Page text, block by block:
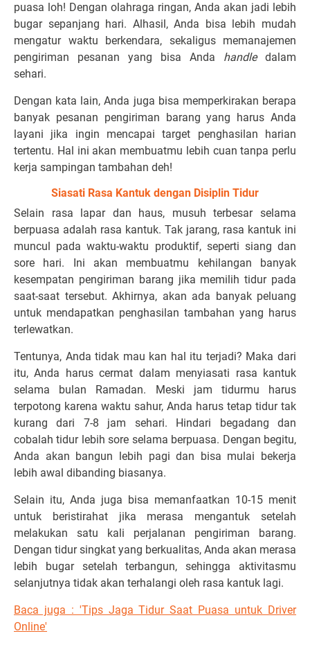
puasa loh! Dengan olahraga ringan, Anda akan jadi lebih
bugar sepanjang hari. Alhasil, Anda bisa lebih mudah
mengatur waktu berkendara, sekaligus memanajemen
pengiriman pesanan yang bisa Anda handle dalam
sehari.
Dengan kata lain, Anda juga bisa memperkirakan berapa
banyak pesanan pengiriman barang yang harus Anda
layani jika ingin mencapai target penghasilan harian
tertentu. Hal ini akan membuatmu lebih cuan tanpa perlu
kerja sampingan tambahan deh!
Siasati Rasa Kantuk dengan Disiplin Tidur
Selain rasa lapar dan haus, musuh terbesar selama
berpuasa adalah rasa kantuk. Tak jarang, rasa kantuk ini
muncul pada waktu-waktu produktif, seperti siang dan
sore hari. Ini akan membuatmu kehilangan banyak
kesempatan pengiriman barang jika memilih tidur pada
saat-saat tersebut. Akhirnya, akan ada banyak peluang
untuk mendapatkan penghasilan tambahan yang harus
terlewatkan.
Tentunya, Anda tidak mau kan hal itu terjadi? Maka dari
itu, Anda harus cermat dalam menyiasati rasa kantuk
selama bulan Ramadan. Meski jam tidurmu harus
terpotong karena waktu sahur, Anda harus tetap tidur tak
kurang dari 7-8 jam sehari. Hindari begadang dan
cobalah tidur lebih sore selama berpuasa. Dengan begitu,
Anda akan bangun lebih pagi dan bisa mulai bekerja
lebih awal dibanding biasanya.
Selain itu, Anda juga bisa memanfaatkan 10-15 menit
untuk beristirahat jika merasa mengantuk setelah
melakukan satu kali perjalanan pengiriman barang.
Dengan tidur singkat yang berkualitas, Anda akan merasa
lebih bugar setelah terbangun, sehingga aktivitasmu
selanjutnya tidak akan terhalangi oleh rasa kantuk lagi.
Baca juga : 'Tips Jaga Tidur Saat Puasa untuk Driver
Online'